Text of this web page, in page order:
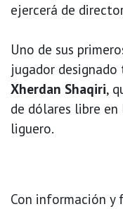
ejercerá de
Uno de sus
jugador
Xherdan Shaqiri,
de dólares libre
liguero.
Con información y